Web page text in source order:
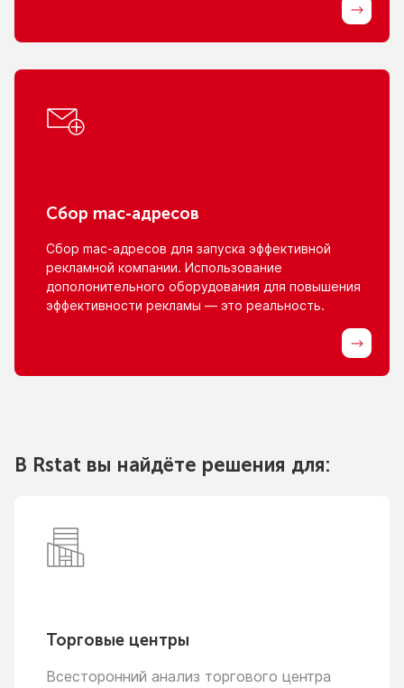
Сбор mac-адресов
Сбор mac-адресов для запуска эффективной
рекламной компании. Использование
дополонительного оборудования для повышения
эффективности рекламы — это реальность.
В Rstat вы найдёте решения для:
Торговые центры
Всесторонний анализ торгового центра